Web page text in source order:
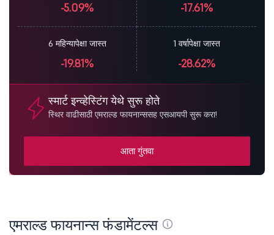
-5.09% -17.61%
6 महिन्यापेक्षा जास्त
-19.81%
1 वर्षापेक्षा जास्त
-28.62%
स्मार्ट इन्व्हेस्टिंग येथे सुरू होते
स्थिर वाढीसाठी एमराल्ड फायनान्ससह एसआयपी सुरू करा!
आता गुंतवा
एमराल्ड फायनान्स फंडामेंटल्स